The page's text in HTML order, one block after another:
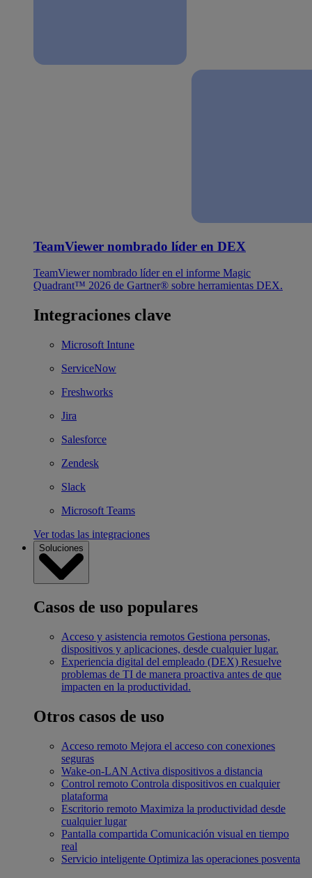
TeamViewer nombrado líder en DEX
TeamViewer nombrado líder en el informe Magic
Quadrant™ 2026 de Gartner® sobre herramientas DEX.
Integraciones clave
Microsoft Intune
ServiceNow
Freshworks
Jira
Salesforce
Zendesk
Slack
Microsoft Teams
Ver todas las integraciones
Soluciones
Casos de uso populares
Acceso y asistencia remotos Gestiona personas,
dispositivos y aplicaciones, desde cualquier lugar.
Experiencia digital del empleado (DEX) Resuelve
problemas de TI de manera proactiva antes de que
impacten en la productividad.
Otros casos de uso
Acceso remoto Mejora el acceso con conexiones
seguras
Wake-on-LAN Activa dispositivos a distancia
Control remoto Controla dispositivos en cualquier
plataforma
Escritorio remoto Maximiza la productividad desde
cualquier lugar
Pantalla compartida Comunicación visual en tiempo
real
Servicio inteligente Optimiza las operaciones posventa